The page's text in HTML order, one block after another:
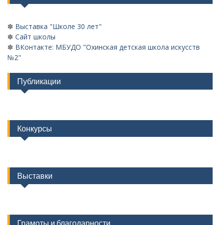
✽ Выставка "Школе 30 лет"
✽ Сайт школы
✽ ВКонтакте: МБУДО "Охинская детская школа искусств
№2"
Публикации
Конкурсы
Выставки
Грамоты и благодарности